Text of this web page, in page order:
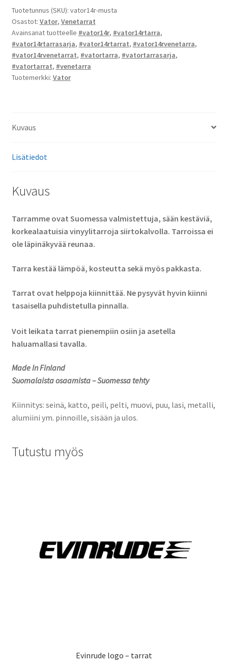
tarrat
määrä
Tuotetunnus (SKU): vator14r-musta
Osastot: Vator, Venetarrat
Avainsanat tuotteelle #vator14r, #vator14rtarra,
#vator14rtarrasarja, #vator14rtarrat, #vator14rvenetarra,
#vator14rvenetarrat, #vatortarra, #vatortarrasarja,
#vatortarrat, #venetarra
Tuotemerkki: Vator
Kuvaus
Lisätiedot
Kuvaus
Tarramme ovat Suomessa valmistettuja, sään kestäviä,
korkealaatuisia vinyylitarroja siirtokalvolla. Tarroissa ei
ole läpinäkyvää reunaa.
Tarra kestää lämpöä, kosteutta sekä myös pakkasta.
Tarrat ovat helppoja kiinnittää. Ne pysyvät hyvin kiinni
tasaisella puhdistetulla pinnalla.
Voit leikata tarrat pienempiin osiin ja asetella
haluamallasi tavalla.
Made In Finland
Suomalaista osaamista – Suomessa tehty
Kiinnitys: seinä, katto, peili, pelti, muovi, puu, lasi, metalli,
alumiini ym. pinnoille, sisään ja ulos.
Tutustu myös
Evinrude logo – tarrat